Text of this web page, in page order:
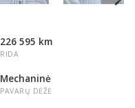
226 595 km
RIDA
Mechaninė
PAVARŲ DĖŽĖ